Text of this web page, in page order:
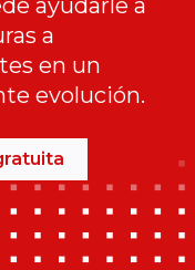
a
en un
evolución.